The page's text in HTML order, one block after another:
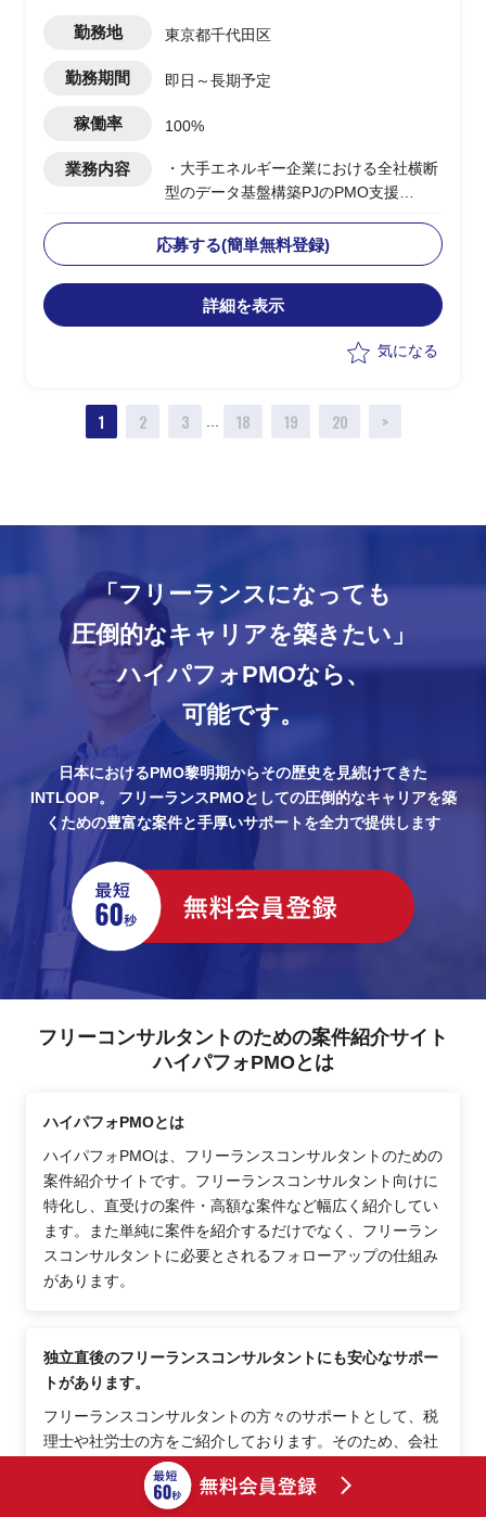
勤務地 東京都千代田区
勤務期間 即日～長期予定
稼働率 100%
業務内容
・大手エネルギー企業における全社横断
型のデータ基盤構築PJのPMO支援
必要ドキュメントの作成、関係部署との
調整等
応募する(簡単無料登録)
詳細を表示
気になる
1 2 3 ... 18 19 20 >
「フリーランスになっても
圧倒的なキャリアを築きたい」
ハイパフォPMOなら、
可能です。
日本におけるPMO黎明期からその歴史を見続けてきた
INTLOOP。
フリーランスPMOとしての圧倒的なキャリアを築
くための豊富な案件と手厚いサポートを全力で提供します
フリーコンサルタントのための案件紹介サイト
ハイパフォPMOとは
ハイパフォPMOとは
ハイパフォPMOは、フリーランスコンサルタントのための
案件紹介サイトです。フリーランスコンサルタント向けに
特化し、直受けの案件・高額な案件など幅広く紹介してい
ます。また単純に案件を紹介するだけでなく、フリーラン
スコンサルタントに必要とされるフォローアップの仕組み
があります。
独立直後のフリーランスコンサルタントにも安心なサポー
トがあります。
フリーランスコンサルタントの方々のサポートとして、税
理士や社労士の方をご紹介しております。そのため、会社
員からフリーランスコンサルタントになった直後でも安心
できるポイントが多数あります。その他、士業の方へ相談